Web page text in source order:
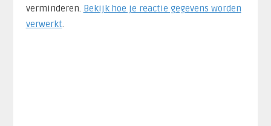
verminderen. Bekijk hoe je reactie gegevens worden
verwerkt.